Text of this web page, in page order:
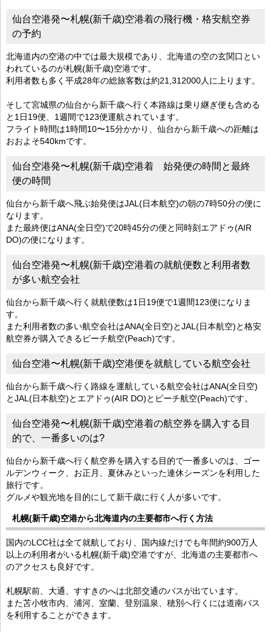
仙台空港発〜札幌(新千歳)空港着の飛行機・格安航空券
の予約
北海道内の空港の中では最大規模であり、北海道の空の玄関口とい
われているのが札幌(新千歳)空港です。
利用者数も多く平成28年の総旅客数は約21,312000人に上ります。
そして宮城県の仙台から新千歳へ行く本路線は乗り継ぎ便も含める
と1日19便、1週間で123便運航されています。
フライト時間は1時間10〜15分かかり、仙台から新千歳への距離は
おおよそ540kmです。
仙台空港発〜札幌(新千歳)空港着 始発便の時間と最終
便の時間
仙台から新千歳へ飛ぶ始発便はJAL(日本航空)の朝の7時50分の便に
なります。
また最終便はANA(全日空)で20時45分の便と同時刻エアドゥ(AIR
DO)の便になります。
仙台空港発〜札幌(新千歳)空港着の就航便数と利用者数
が多い航空会社
仙台から新千歳へ行く就航便数は1日19便で1週間123便になりま
す。
また利用者数の多い航空会社はANA(全日空)とJAL(日本航空)と格安
航空券が購入できるピーチ航空(Peach)です。
仙台空港〜札幌(新千歳)空港便を就航している航空会社
仙台から新千歳へ行く路線を運航している航空会社はANA(全日空)
とJAL(日本航空)とエアドゥ(AIR DO)とピーチ航空(Peach)です。
仙台空港発〜札幌(新千歳)空港着の航空券を購入する目
的で、一番多いのは?
仙台から新千歳へ行く航空券を購入する目的で一番多いのは、ゴー
ルデンウィーク、お正月、夏休みといった連休シーズンを利用した
旅行です。
グルメや観光地を目的にして新千歳に行く人が多いです。
札幌(新千歳)空港から北海道内の主要都市へ行く方法
国内のLCC社は全て就航しており、国内線だけでも年間約900万人
以上の利用者がいる札幌(新千歳)空港ですが、北海道の主要都市へ
のアクセスも良好です。
札幌駅前、大通、すすきのへは北部交通のバスが出ています。
また苫小牧市内、浦河、室蘭、登別温泉、穂別へ行くには道南バス
を利用することができます。